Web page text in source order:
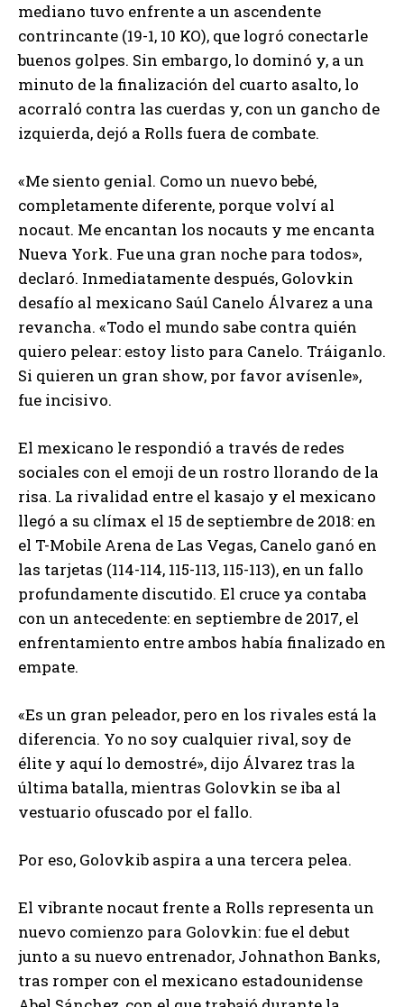
mediano tuvo enfrente a un ascendente
contrincante (19-1, 10 KO), que logró conectarle
buenos golpes. Sin embargo, lo dominó y, a un
minuto de la finalización del cuarto asalto, lo
acorraló contra las cuerdas y, con un gancho de
izquierda, dejó a Rolls fuera de combate.
«Me siento genial. Como un nuevo bebé,
completamente diferente, porque volví al
nocaut. Me encantan los nocauts y me encanta
Nueva York. Fue una gran noche para todos»,
declaró. Inmediatamente después, Golovkin
desafío al mexicano Saúl Canelo Álvarez a una
revancha. «Todo el mundo sabe contra quién
quiero pelear: estoy listo para Canelo. Tráiganlo.
Si quieren un gran show, por favor avísenle»,
fue incisivo.
El mexicano le respondió a través de redes
sociales con el emoji de un rostro llorando de la
risa. La rivalidad entre el kasajo y el mexicano
llegó a su clímax el 15 de septiembre de 2018: en
el T-Mobile Arena de Las Vegas, Canelo ganó en
las tarjetas (114-114, 115-113, 115-113), en un fallo
profundamente discutido. El cruce ya contaba
con un antecedente: en septiembre de 2017, el
enfrentamiento entre ambos había finalizado en
empate.
«Es un gran peleador, pero en los rivales está la
diferencia. Yo no soy cualquier rival, soy de
élite y aquí lo demostré», dijo Álvarez tras la
última batalla, mientras Golovkin se iba al
vestuario ofuscado por el fallo.
Por eso, Golovkib aspira a una tercera pelea.
El vibrante nocaut frente a Rolls representa un
nuevo comienzo para Golovkin: fue el debut
junto a su nuevo entrenador, Johnathon Banks,
tras romper con el mexicano estadounidense